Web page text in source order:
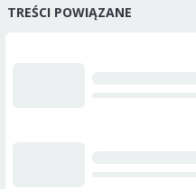
TREŚCI POWIĄZANE